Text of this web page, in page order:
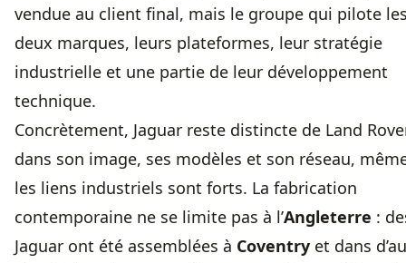
vendue au client final, mais le groupe qui pilote
deux marques, leurs plateformes, leur stratégie
industrielle et une partie de leur développement
technique.
Concrètement, Jaguar reste distincte de Land
dans son image, ses modèles et son réseau,
les liens industriels sont forts. La fabrication
contemporaine ne se limite pas à l’Angleterre :
Jaguar ont été assemblées à Coventry et dans